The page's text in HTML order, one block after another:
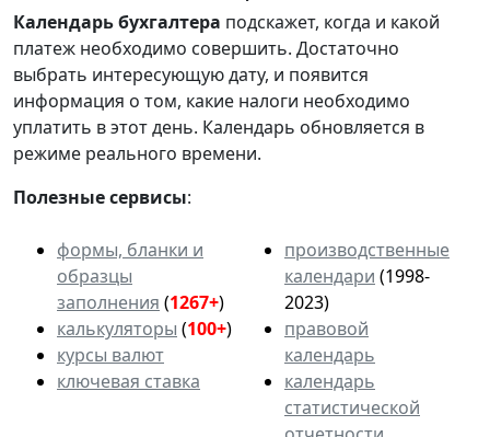
Календарьбухгалтера подскажет, когда и какой
платеж необходимо совершить. Достаточно
выбрать интересующую дату, и появится
информация о том, какие налоги необходимо
уплатить в этот день. Календарь обновляется в
режиме реального времени.
Полезные сервисы:
формы, бланки и
образцы
заполнения (1267+)
калькуляторы (100+)
курсы валют
ключевая ставка
производственные
календари (1998-
2023)
правовой
календарь
календарь
статистической